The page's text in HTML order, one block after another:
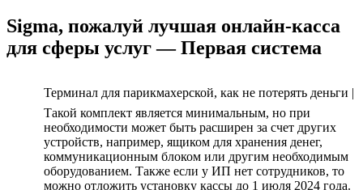
Sigma, пожалуй лучшая онлайн-касса
для сферы услуг — Первая система
Терминал для парикмахерской, как не потерять деньги |
Такой комплект является минимальным, но при
необходимости может быть расширен за счет других
устройств, например, ящиком для хранения денег,
коммуникационным блоком или другим необходимым
оборудованием. Также если у ИП нет сотрудников, то
можно отложить установку кассы до 1 июля 2024 года.